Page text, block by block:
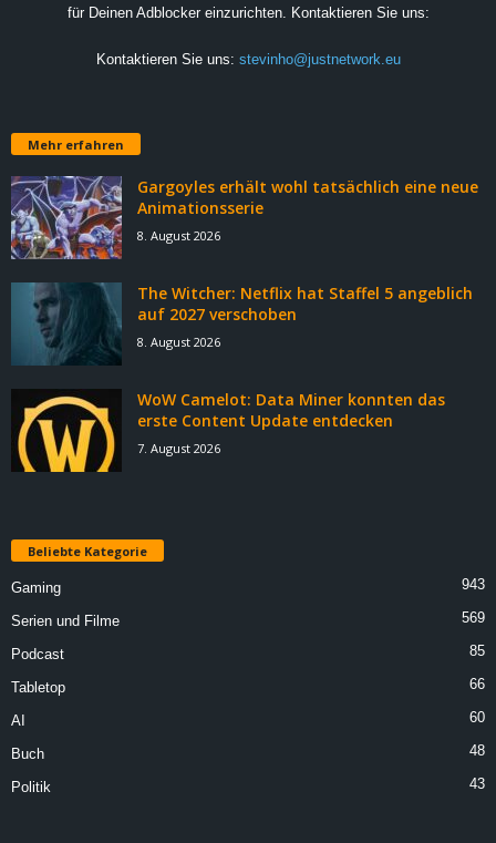
für Deinen Adblocker einzurichten. Kontaktieren Sie uns:
Kontaktieren Sie uns: stevinho@justnetwork.eu
Mehr erfahren
Gargoyles erhält wohl tatsächlich eine neue
Animationsserie
8. August 2026
The Witcher: Netflix hat Staffel 5 angeblich
auf 2027 verschoben
8. August 2026
WoW Camelot: Data Miner konnten das
erste Content Update entdecken
7. August 2026
Beliebte Kategorie
Gaming 943
Serien und Filme 569
Podcast 85
Tabletop 66
AI 60
Buch 48
Politik 43